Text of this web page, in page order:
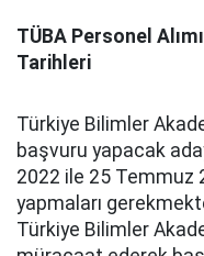
TÜBA Personel
Tarihleri
Türkiye Bilimler
başvuru yapacak
2022 ile 25 Temmuz
yapmaları
Türkiye Bilimler